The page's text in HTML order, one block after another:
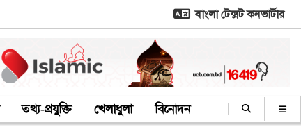
বাংলা টেক্সট কনভার্টার
তথ্য-প্রযুক্তি খেলাধুলা বিনোদন